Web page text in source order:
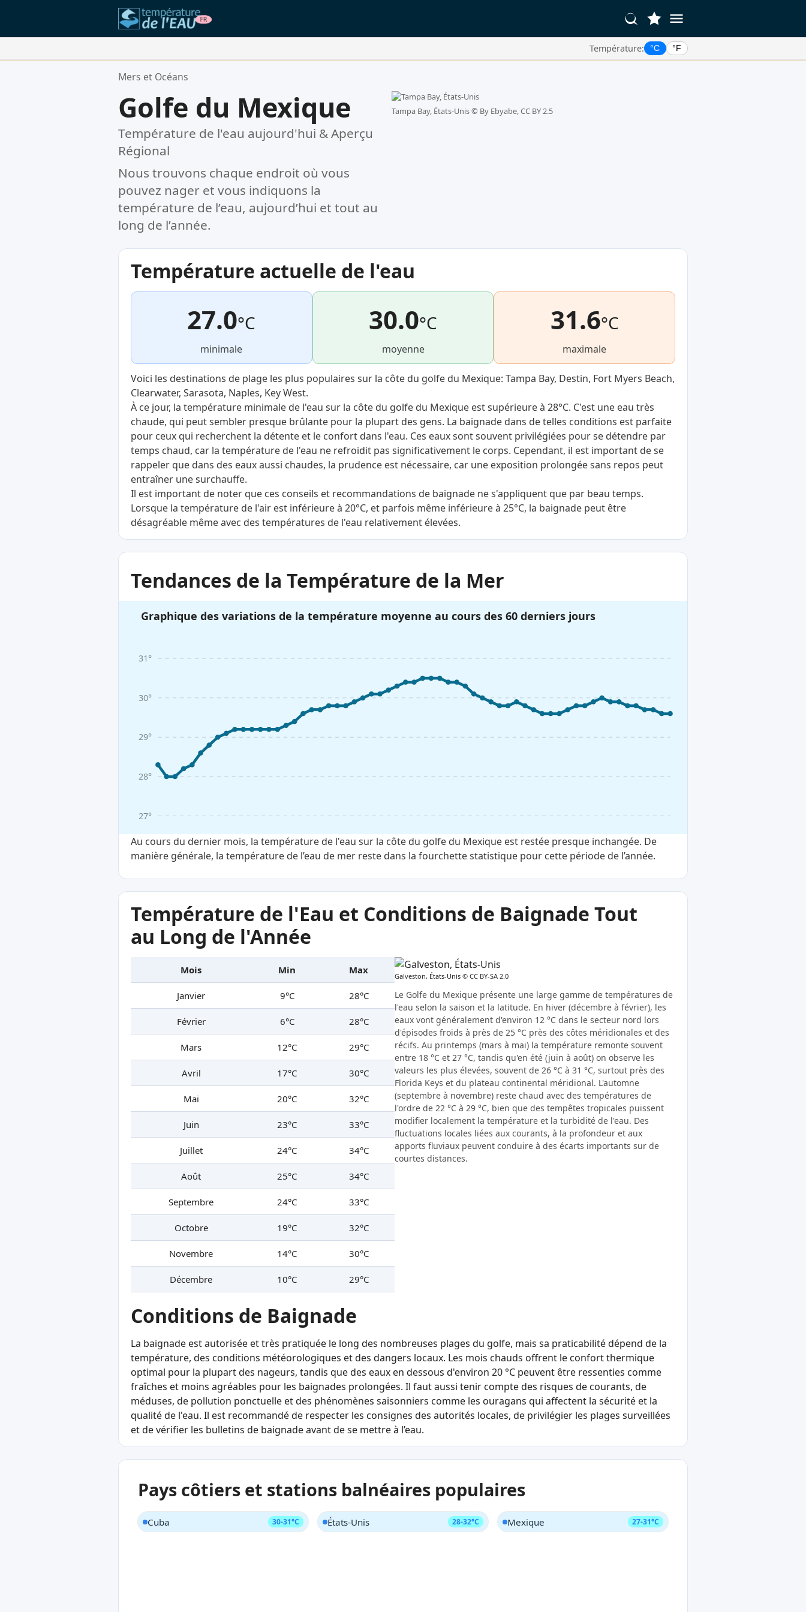
Température: °C °F
Vos Lieux Favoris:
Mers et Océans
Golfe du Mexique
Température de l'eau aujourd'hui & Aperçu
Régional
Nous trouvons chaque endroit où vous
pouvez nager et vous indiquons la
température de l’eau, aujourd’hui et tout au
long de l’année.
Tampa Bay, États-Unis © By Ebyabe, CC BY 2.5
Température actuelle de l'eau
27.0°C
minimale
30.0°C
moyenne
31.6°C
maximale
Voici les destinations de plage les plus populaires sur la côte du golfe du Mexique: Tampa Bay, Destin, Fort Myers Beach,
Clearwater, Sarasota, Naples, Key West.
À ce jour, la température minimale de l'eau sur la côte du golfe du Mexique est supérieure à 28°C. C'est une eau très
chaude, qui peut sembler presque brûlante pour la plupart des gens. La baignade dans de telles conditions est parfaite
pour ceux qui recherchent la détente et le confort dans l'eau. Ces eaux sont souvent privilégiées pour se détendre par
temps chaud, car la température de l'eau ne refroidit pas significativement le corps. Cependant, il est important de se
rappeler que dans des eaux aussi chaudes, la prudence est nécessaire, car une exposition prolongée sans repos peut
entraîner une surchauffe.
Il est important de noter que ces conseils et recommandations de baignade ne s'appliquent que par beau temps.
Lorsque la température de l'air est inférieure à 20°C, et parfois même inférieure à 25°C, la baignade peut être
désagréable même avec des températures de l'eau relativement élevées.
Tendances de la Température de la Mer
Graphique des variations de la température moyenne au cours des 60 derniers jours
27°
28°
29°
30°
31°
Au cours du dernier mois, la température de l'eau sur la côte du golfe du Mexique est restée presque inchangée. De
manière générale, la température de l’eau de mer reste dans la fourchette statistique pour cette période de l’année.
Température de l'Eau et Conditions de Baignade Tout
au Long de l'Année
Mois Min Max
Janvier 9°C 28°C
Février 6°C 28°C
Mars 12°C 29°C
Avril 17°C 30°C
Mai 20°C 32°C
Juin 23°C 33°C
Juillet 24°C 34°C
Août 25°C 34°C
Septembre 24°C 33°C
Octobre 19°C 32°C
Novembre 14°C 30°C
Décembre 10°C 29°C
Galveston, États-Unis © CC BY-SA 2.0
Le Golfe du Mexique présente une large gamme de températures de
l'eau selon la saison et la latitude. En hiver (décembre à février), les
eaux vont généralement d'environ 12 °C dans le secteur nord lors
d'épisodes froids à près de 25 °C près des côtes méridionales et des
récifs. Au printemps (mars à mai) la température remonte souvent
entre 18 °C et 27 °C, tandis qu'en été (juin à août) on observe les
valeurs les plus élevées, souvent de 26 °C à 31 °C, surtout près des
Florida Keys et du plateau continental méridional. L'automne
(septembre à novembre) reste chaud avec des températures de
l'ordre de 22 °C à 29 °C, bien que des tempêtes tropicales puissent
modifier localement la température et la turbidité de l'eau. Des
fluctuations locales liées aux courants, à la profondeur et aux
apports fluviaux peuvent conduire à des écarts importants sur de
courtes distances.
Conditions de Baignade
La baignade est autorisée et très pratiquée le long des nombreuses plages du golfe, mais sa praticabilité dépend de la
température, des conditions météorologiques et des dangers locaux. Les mois chauds offrent le confort thermique
optimal pour la plupart des nageurs, tandis que des eaux en dessous d'environ 20 °C peuvent être ressenties comme
fraîches et moins agréables pour les baignades prolongées. Il faut aussi tenir compte des risques de courants, de
méduses, de pollution ponctuelle et des phénomènes saisonniers comme les ouragans qui affectent la sécurité et la
qualité de l'eau. Il est recommandé de respecter les consignes des autorités locales, de privilégier les plages surveillées
et de vérifier les bulletins de baignade avant de se mettre à l’eau.
Pays côtiers et stations balnéaires populaires
Cuba 30-31°C États-Unis 28-32°C Mexique 27-31°C